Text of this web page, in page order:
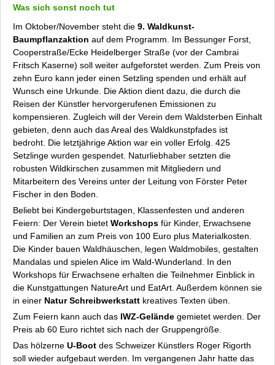
Was sich sonst noch tut
Im Oktober/November steht die 9. Waldkunst-
Baumpflanzaktion auf dem Programm. Im Bessunger Forst,
Cooperstraße/Ecke Heidelberger Straße (vor der Cambrai
Fritsch Kaserne) soll weiter aufgeforstet werden. Zum Preis von
zehn Euro kann jeder einen Setzling spenden und erhält auf
Wunsch eine Urkunde. Die Aktion dient dazu, die durch die
Reisen der Künstler hervorgerufenen Emissionen zu
kompensieren. Zugleich will der Verein dem Waldsterben Einhalt
gebieten, denn auch das Areal des Waldkunstpfades ist
bedroht. Die letztjährige Aktion war ein voller Erfolg. 425
Setzlinge wurden gespendet. Naturliebhaber setzten die
robusten Wildkirschen zusammen mit Mitgliedern und
Mitarbeitern des Vereins unter der Leitung von Förster Peter
Fischer in den Boden.
Beliebt bei Kindergeburtstagen, Klassenfesten und anderen
Feiern: Der Verein bietet Workshops für Kinder, Erwachsene
und Familien an zum Preis von 100 Euro plus Materialkosten.
Die Kinder bauen Waldhäuschen, legen Waldmobiles, gestalten
Mandalas und spielen Alice im Wald-Wunderland. In den
Workshops für Erwachsene erhalten die Teilnehmer Einblick in
die Kunstgattungen NatureArt und EatArt. Außerdem können sie
in einer Natur Schreibwerkstatt kreatives Texten üben.
Zum Feiern kann auch das IWZ-Gelände gemietet werden. Der
Preis ab 60 Euro richtet sich nach der Gruppengröße.
Das hölzerne U-Boot des Schweizer Künstlers Roger Rigorth
soll wieder aufgebaut werden. Im vergangenen Jahr hatte das